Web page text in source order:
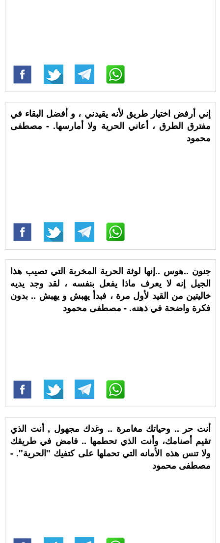
إني أرفض اختيار طريق لأنه يقيدني ، و أفضل البقاء في
مفترق الطرق ، أعاني الحرية ولا أمارسها. - مصطفى
محمود
جنون ..هوس ..إنها لوثة الحرية المخربة التي تصيب هذا
الجيل إنه لا يعرف ماذا يفعل بنفسه ، لقد وجد يديه
خاليتين من القيد لأول مرة ، فبدأ يهبش و يهبش .. بدون
فكرة واضحة في ذهنه. - مصطفى محمود
أنت حر .. وحياتك مغامرة .. وغدك مجهول , أنت الذي
تقيم أصنامك، وأنت الذي تحطمها .. فامض في طريقك
ولا تنس هذه الأمانه التي تحملها على كتفيك "الحرية". -
مصطفى محمود